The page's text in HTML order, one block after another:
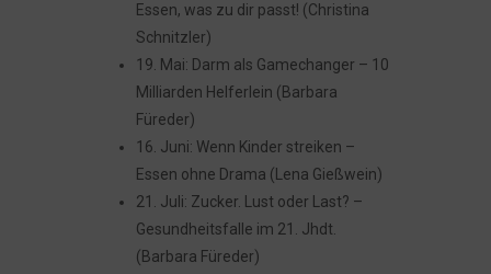
Essen, was zu dir passt! (Christina
Schnitzler)
19. Mai: Darm als Gamechanger – 10
Milliarden Helferlein (Barbara
Füreder)
16. Juni: Wenn Kinder streiken –
Essen ohne Drama (Lena Gießwein)
21. Juli: Zucker. Lust oder Last? –
Gesundheitsfalle im 21. Jhdt.
(Barbara Füreder)